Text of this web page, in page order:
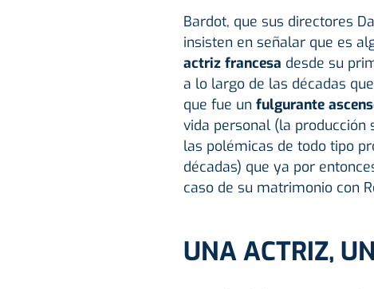
Bardot, que sus directores
insisten en señalar que es
actriz francesa desde su
a lo largo de las décadas
que fue un fulgurante
vida personal (la producción
las polémicas de todo tipo
décadas) que ya por
caso de su matrimonio con
UNA ACTRIZ,